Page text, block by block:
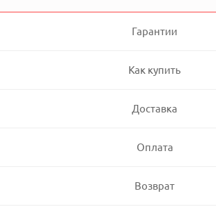
Гарантии
Как купить
Доставка
Оплата
Возврат